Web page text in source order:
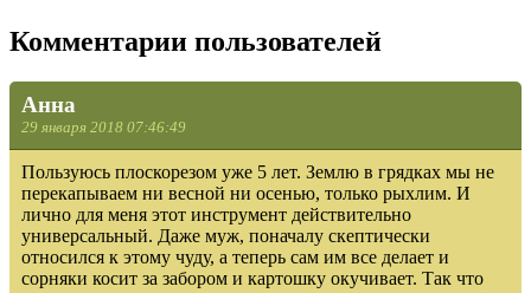
Комментарии пользователей
Анна
29 января 2018 07:46:49
Пользуюсь плоскорезом уже 5 лет. Землю в грядках мы не
перекапываем ни весной ни осенью, только рыхлим. И
лично для меня этот инструмент действительно
универсальный. Даже муж, поначалу скептически
относился к этому чуду, а теперь сам им все делает и
сорняки косит за забором и картошку окучивает. Так что